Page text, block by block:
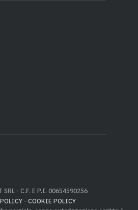
SRL - C.F. E P.I. 00654590256
- COOKIE POLICY